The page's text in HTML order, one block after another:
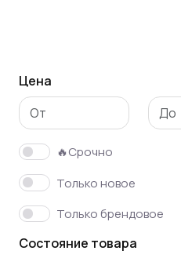
Инспекционные
столы
Цена
🔥Срочно
Только новое
Только брендовое
Состояние товара